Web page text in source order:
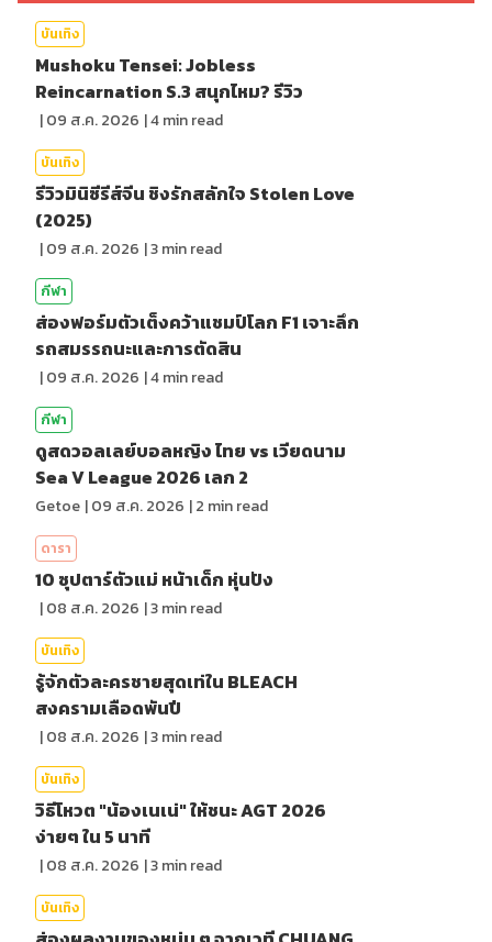
บันเทิง
Mushoku Tensei: Jobless
Reincarnation S.3 สนุกไหม? รีวิว
|09 ส.ค. 2026 |4min read
บันเทิง
รีวิวมินิซีรีส์จีน ชิงรักสลักใจ Stolen Love
(2025)
|09 ส.ค. 2026 |3min read
กีฬา
ส่องฟอร์มตัวเต็งคว้าแชมป์โลก F1 เจาะลึก
รถสมรรถนะและการตัดสิน
|09 ส.ค. 2026 |4min read
กีฬา
ดูสดวอลเลย์บอลหญิง ไทย vs เวียดนาม
Sea V League 2026 เลก 2
Getoe |09 ส.ค. 2026 |2 min read
ดารา
10 ซุปตาร์ตัวแม่ หน้าเด็ก หุ่นปัง
|08 ส.ค. 2026 |3min read
บันเทิง
รู้จักตัวละครชายสุดเท่ใน BLEACH
สงครามเลือดพันปี
|08 ส.ค. 2026 |3min read
บันเทิง
วิธีโหวต "น้องเนเน่" ให้ชนะ AGT 2026
ง่ายๆ ใน 5 นาที
|08 ส.ค. 2026 |3min read
บันเทิง